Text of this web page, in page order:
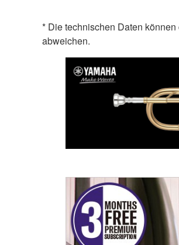
* Die technischen Daten
abweichen.